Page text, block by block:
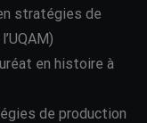
stratégies de
en histoire à
de production